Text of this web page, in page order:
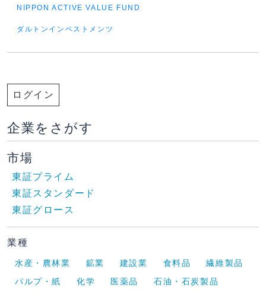
NIPPON ACTIVE VALUE FUND
ダルトンインベストメンツ
ログイン
企業をさがす
市場
東証プライム
東証スタンダード
東証グロース
業種
水産・農林業 鉱業 建設業 食料品
繊維製品
パルプ・紙
化学 医薬品
石油・石炭製品